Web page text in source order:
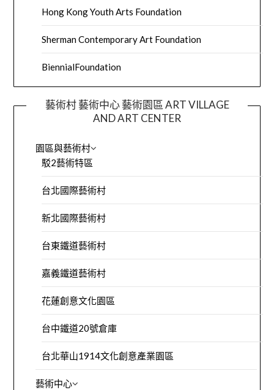
Hong Kong Youth Arts Foundation
Sherman Contemporary Art Foundation
BiennialFoundation
藝術村 藝術中心 藝術園區 ART VILLAGE
AND ART CENTER
園區與藝術村
駁2藝術特區
台北國際藝術村
新北國際藝術村
台東鐵道藝術村
嘉義鐵道藝術村
花蓮創意文化園區
台中鐵道20號倉庫
台北華山1914文化創意產業園區
藝術中心